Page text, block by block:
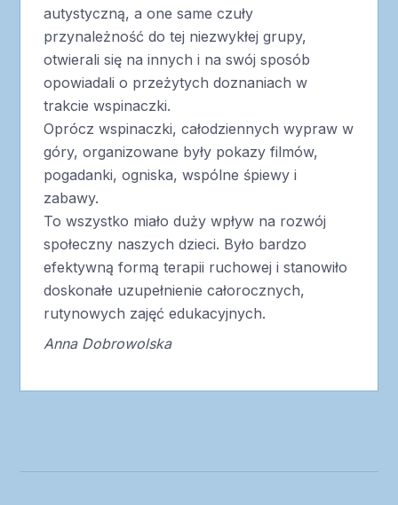
autystyczną, a one same czuły
przynależność do tej niezwykłej grupy,
otwierali się na innych i na swój sposób
opowiadali o przeżytych doznaniach w
trakcie wspinaczki.
Oprócz wspinaczki, całodziennych wypraw w
góry, organizowane były pokazy filmów,
pogadanki, ogniska, wspólne śpiewy i
zabawy.
To wszystko miało duży wpływ na rozwój
społeczny naszych dzieci. Było bardzo
efektywną formą terapii ruchowej i stanowiło
doskonałe uzupełnienie całorocznych,
rutynowych zajęć edukacyjnych.
Anna Dobrowolska